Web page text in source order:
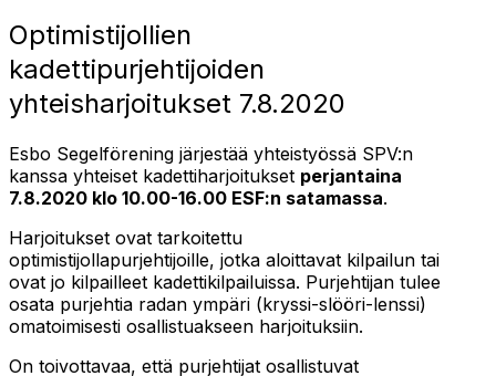
Optimistijollien
kadettipurjehtijoiden
yhteisharjoitukset 7.8.2020
Esbo Segelförening järjestää yhteistyössä SPV:n
kanssa yhteiset kadettiharjoitukset perjantaina
7.8.2020 klo 10.00-16.00 ESF:n satamassa.
Harjoitukset ovat tarkoitettu
optimistijollapurjehtijoille, jotka aloittavat kilpailun tai
ovat jo kilpailleet kadettikilpailuissa. Purjehtijan tulee
osata purjehtia radan ympäri (kryssi-slööri-lenssi)
omatoimisesti osallistuakseen harjoituksiin.
On toivottavaa, että purjehtijat osallistuvat